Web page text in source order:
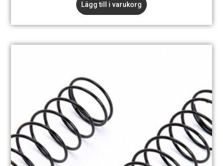
Lägg till i varukorg